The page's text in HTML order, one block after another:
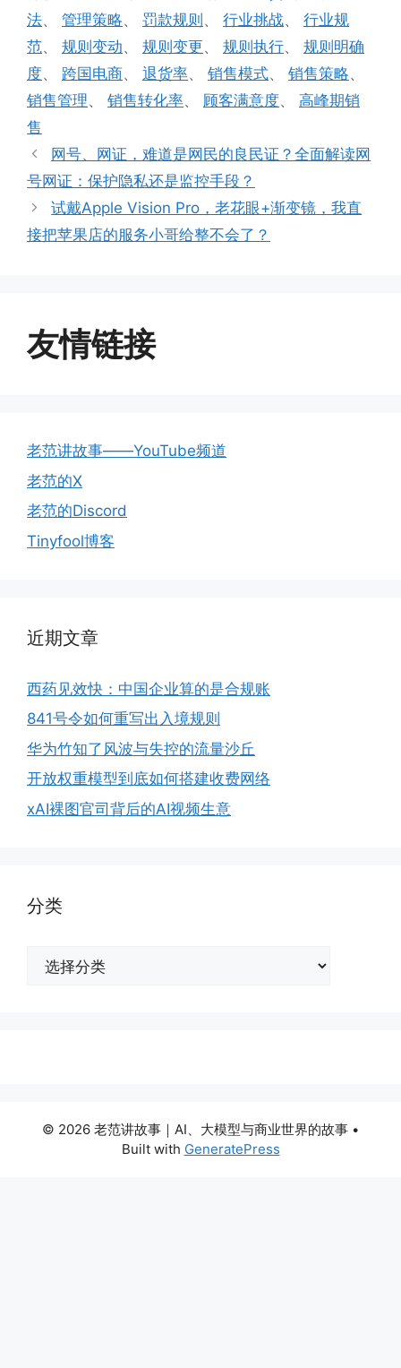
法、 管理策略、 罚款规则 、 行业挑战、 行业规
范、 规则变动、 规则变更、 规则执行、 规则明确
度、 跨国电商、 退货率、 销售模式、 销售策略、
销售管理、 销售转化率、 顾客满意度、 高峰期销
售
网号、网证，难道是网民的良民证？全面解读网
号网证：保护隐私还是监控手段？
试戴Apple Vision Pro，老花眼+渐变镜，我直
接把苹果店的服务小哥给整不会了？
友情链接
老范讲故事——YouTube频道
老范的X
老范的Discord
Tinyfool博客
近期文章
西药见效快：中国企业算的是合规账
841号令如何重写出入境规则
华为竹知了风波与失控的流量沙丘
开放权重模型到底如何搭建收费网络
xAI裸图官司背后的AI视频生意
分类
© 2026 老范讲故事｜AI、大模型与商业世界的故事 •
Built with GeneratePress